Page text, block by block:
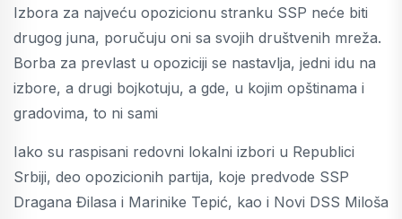
Izbora za najveću opozicionu stranku SSP neće biti
drugog juna, poručuju oni sa svojih društvenih mreža.
Borba za prevlast u opoziciji se nastavlja, jedni idu na
izbore, a drugi bojkotuju, a gde, u kojim opštinama i
gradovima, to ni sami
Iako su raspisani redovni lokalni izbori u Republici
Srbiji, deo opozicionih partija, koje predvode SSP
Dragana Đilasa i Marinike Tepić, kao i Novi DSS Miloša